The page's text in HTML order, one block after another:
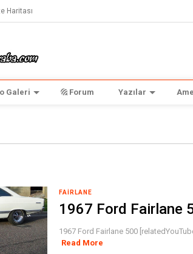
Haritası
Galeri Forum Yazılar
FAIRLANE
1967 Ford Fairlane
1967 Ford Fairlane 500
Read More